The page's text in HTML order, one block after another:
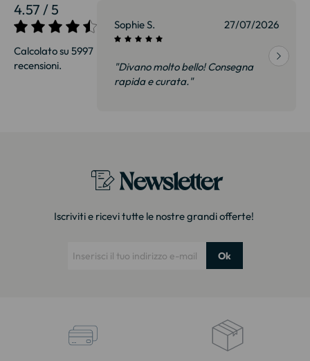
4.57 / 5
Calcolato su 5997
recensioni.
27/07/2026 Sophie S. 27/07/2026
"Divano molto bello! Consegna
rapida e curata."
Newsletter
Iscriviti e ricevi tutte le nostre grandi offerte!
Ok